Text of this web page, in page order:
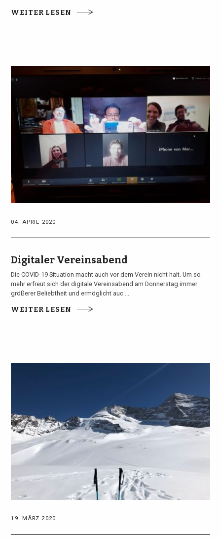
WEITER LESEN
04. APRIL 2020
Digitaler Vereinsabend
Die COVID-19 Situation macht auch vor dem Verein nicht halt. Um so
mehr erfreut sich der digitale Vereinsabend am Donnerstag immer
größerer Beliebtheit und ermöglicht auc ...
WEITER LESEN
19. MÄRZ 2020